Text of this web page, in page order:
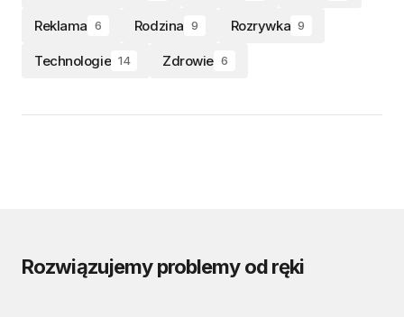
Reklama 6 Rodzina 9 Rozrywka 9
Technologie 14 Zdrowie 6
Rozwiązujemy problemy od ręki